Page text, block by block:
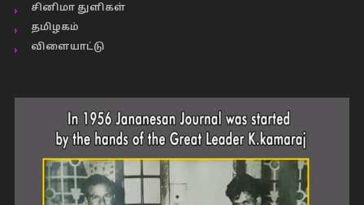
சினிமா துளிகள்
தமிழகம்
விளையாட்டு